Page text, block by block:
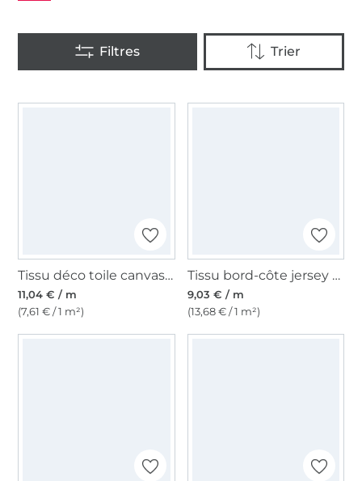
Tissu déco toile canvas uni, jaune
11,04 € / m
(7,61 € / 1 m²)
Tissu bord-côte jersey tubulaire lisse, moutarde
9,03 € / m
(13,68 € / 1 m²)